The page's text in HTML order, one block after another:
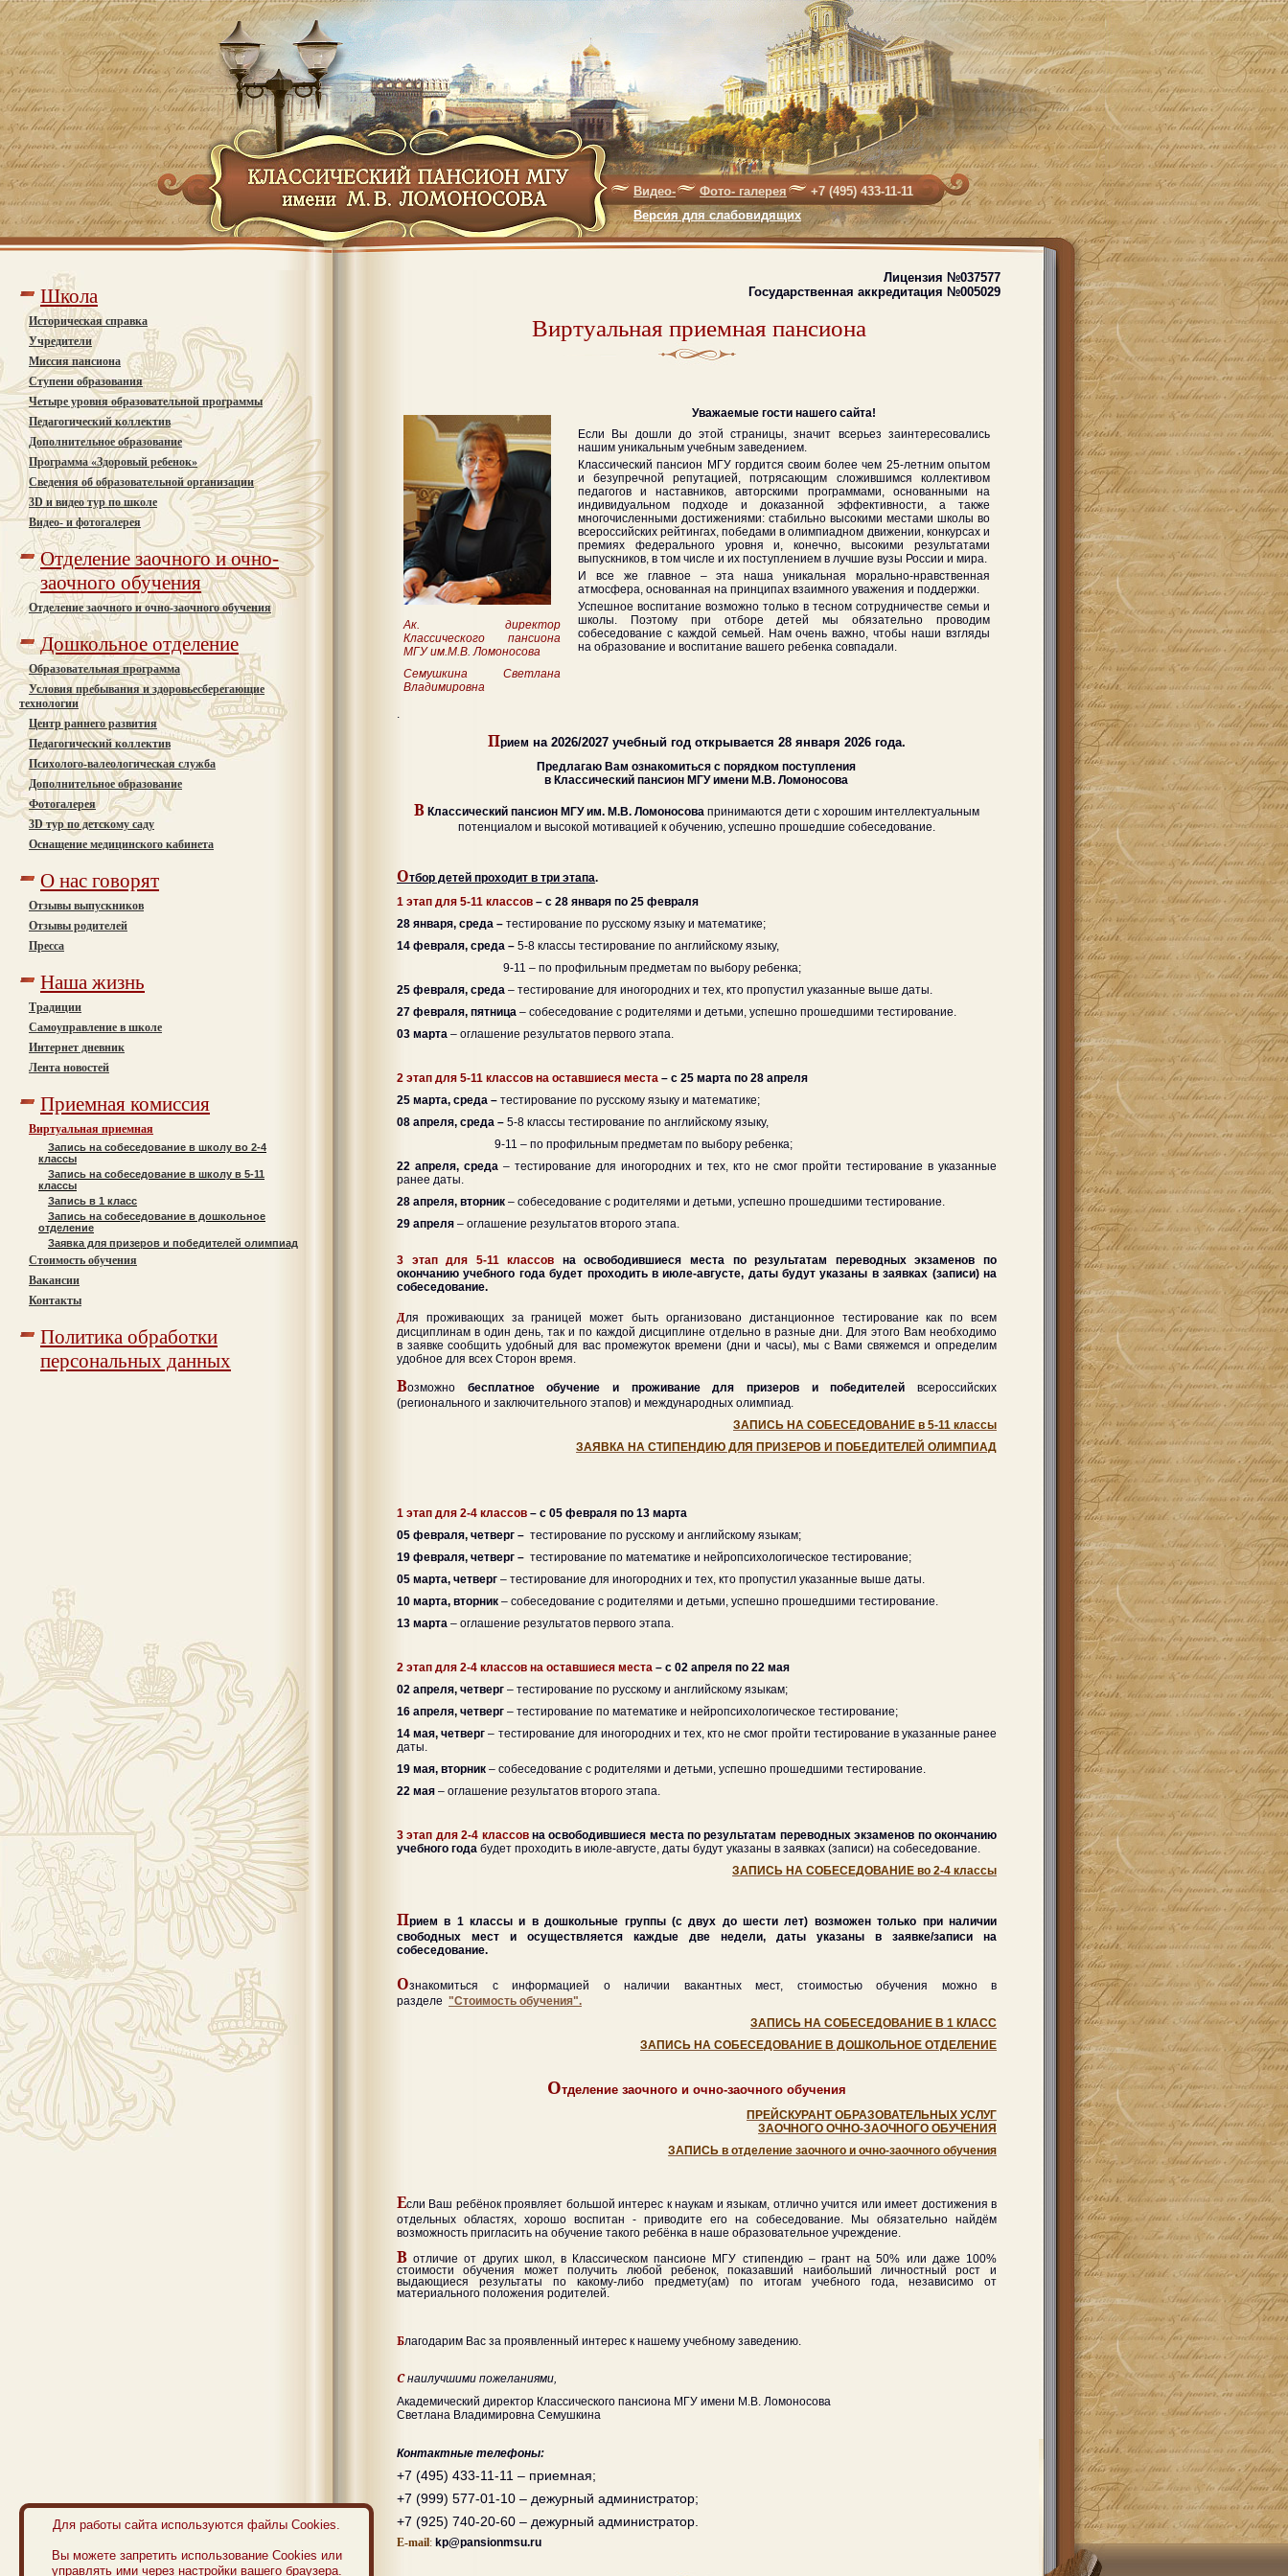
Видео- Фото- галерея
+7 (495) 433-11-11
Версия для слабовидящих
Школа
Историческая справка
Учредители
Миссия пансиона
Ступени образования
Четыре уровня образовательной программы
Педагогический коллектив
Дополнительное образование
Программа «Здоровый ребенок»
Сведения об образовательной организации
3D и видео тур по школе
Видео- и фотогалерея
Отделение заочного и очно-
заочного обучения
Отделение заочного и очно-заочного обучения
Дошкольное отделение
Образовательная программа
Условия пребывания и здоровьесберегающие
технологии
Центр раннего развития
Педагогический коллектив
Психолого-валеологическая cлужба
Дополнительное образование
Фотогалерея
3D тур по детскому саду
Оснащение медицинского кабинета
О нас говорят
Отзывы выпускников
Отзывы родителей
Пресса
Наша жизнь
Традиции
Самоуправление в школе
Интернет дневник
Лента новостей
Приемная комиссия
Виртуальная приемная
Запись на собеседование в школу во 2-4
классы
Запись на собеседование в школу в 5-11
классы
Запись в 1 класс
Запись на собеседование в дошкольное
отделение
Заявка для призеров и победителей олимпиад
Стоимость обучения
Вакансии
Контакты
Политика обработки
персональных данных
Лицензия №037577
Государственная аккредитация №005029
Виртуальная приемная пансиона
Уважаемые гости нашего сайта!
Если Вы дошли до этой страницы, значит всерьез заинтересовались
нашим уникальным учебным заведением.
Классический пансион МГУ гордится своим более чем 25-летним опытом
и безупречной репутацией, потрясающим сложившимся коллективом
педагогов и наставников, авторскими программами, основанными на
индивидуальном подходе и доказанной эффективности, а также
многочисленными достижениями: стабильно высокими местами школы во
всероссийских рейтингах, победами в олимпиадном движении, конкурсах и
премиях федерального уровня и, конечно, высокими результатами
выпускников, в том числе и их поступлением в лучшие вузы России и мира.
И все же главное – эта наша уникальная морально-нравственная
атмосфера, основанная на принципах взаимного уважения и поддержки.
Успешное воспитание возможно только в тесном сотрудничестве семьи и
школы. Поэтому при отборе детей мы обязательно проводим
собеседование с каждой семьей. Нам очень важно, чтобы наши взгляды
на образование и воспитание вашего ребенка совпадали.
Ак. директор
Классического пансиона
МГУ им.М.В. Ломоносова
Семушкина Светлана
Владимировна
Прием на 2026/2027 учебный год открывается 28 января 2026 года.
Предлагаю Вам ознакомиться с порядком поступления
в Классический пансион МГУ имени М.В. Ломоносова
В Классический пансион МГУ им. М.В. Ломоносова принимаются дети с хорошим интеллектуальным
потенциалом и высокой мотивацией к обучению, успешно прошедшие собеседование.
Отбор детей проходит в три этапа.
1 этап для 5-11 классов – с 28 января по 25 февраля
28 января, среда – тестирование по русскому языку и математике;
14 февраля, среда – 5-8 классы тестирование по английскому языку,
9-11 – по профильным предметам по выбору ребенка;
25 февраля, среда – тестирование для иногородних и тех, кто пропустил указанные выше даты.
27 февраля, пятница – собеседование с родителями и детьми, успешно прошедшими тестирование.
03 марта – оглашение результатов первого этапа.
2 этап для 5-11 классов на оставшиеся места – с 25 марта по 28 апреля
25 марта, среда – тестирование по русскому языку и математике;
08 апреля, среда – 5-8 классы тестирование по английскому языку,
9-11 – по профильным предметам по выбору ребенка;
22 апреля, среда – тестирование для иногородних и тех, кто не смог пройти тестирование в указанные
ранее даты.
28 апреля, вторник – собеседование с родителями и детьми, успешно прошедшими тестирование.
29 апреля – оглашение результатов второго этапа.
3 этап для 5-11 классов на освободившиеся места по результатам переводных экзаменов по
окончанию учебного года будет проходить в июле-августе, даты будут указаны в заявках (записи) на
собеседование.
Для проживающих за границей может быть организовано дистанционное тестирование как по всем
дисциплинам в один день, так и по каждой дисциплине отдельно в разные дни. Для этого Вам необходимо
в заявке сообщить удобный для вас промежуток времени (дни и часы), мы с Вами свяжемся и определим
удобное для всех Сторон время.
Возможно бесплатное обучение и проживание для призеров и победителей всероссийских
(регионального и заключительного этапов) и международных олимпиад.
ЗАПИСЬ НА СОБЕСЕДОВАНИЕ в 5-11 классы
ЗАЯВКА НА СТИПЕНДИЮ ДЛЯ ПРИЗЕРОВ И ПОБЕДИТЕЛЕЙ ОЛИМПИАД
1 этап для 2-4 классов – с 05 февраля по 13 марта
05 февраля, четверг – тестирование по русскому и английскому языкам;
19 февраля, четверг – тестирование по математике и нейропсихологическое тестирование;
05 марта, четверг – тестирование для иногородних и тех, кто пропустил указанные выше даты.
10 марта, вторник – собеседование с родителями и детьми, успешно прошедшими тестирование.
13 марта – оглашение результатов первого этапа.
2 этап для 2-4 классов на оставшиеся места – с 02 апреля по 22 мая
02 апреля, четверг – тестирование по русскому и английскому языкам;
16 апреля, четверг – тестирование по математике и нейропсихологическое тестирование;
14 мая, четверг– тестирование для иногородних и тех, кто не смог пройти тестирование в указанные ранее
даты.
19 мая, вторник – собеседование с родителями и детьми, успешно прошедшими тестирование.
22 мая – оглашение результатов второго этапа.
3 этап для 2-4 классовна освободившиеся места по результатам переводных экзаменов по окончанию
учебного года будет проходить в июле-августе, даты будут указаны в заявках (записи) на собеседование.
ЗАПИСЬ НА СОБЕСЕДОВАНИЕ во 2-4 классы
Прием в 1 классы и в дошкольные группы (с двух до шести лет) возможен только при наличии
свободных мест и осуществляется каждые две недели, даты указаны в заявке/записи на
собеседование.
Ознакомиться с информацией о наличии вакантных мест, стоимостью обучения можно в
разделе "Стоимость обучения".
ЗАПИСЬ НА СОБЕСЕДОВАНИЕ В 1 КЛАСС
ЗАПИСЬ НА СОБЕСЕДОВАНИЕ В ДОШКОЛЬНОЕ ОТДЕЛЕНИЕ
Отделение заочного и очно-заочного обучения
ПРЕЙСКУРАНТ ОБРАЗОВАТЕЛЬНЫХ УСЛУГ
ЗАОЧНОГО ОЧНО-ЗАОЧНОГО ОБУЧЕНИЯ
ЗАПИСЬ в отделение заочного и очно-заочного обучения
Если Ваш ребёнок проявляет большой интерес к наукам и языкам, отлично учится или имеет достижения в
отдельных областях, хорошо воспитан - приводите его на собеседование. Мы обязательно найдём
возможность пригласить на обучение такого ребёнка в наше образовательное учреждение.
В отличие от других школ, в Классическом пансионе МГУ стипендию – грант на 50% или даже 100%
стоимости обучения может получить любой ребенок, показавший наибольший личностный рост и
выдающиеся результаты по какому-либо предмету(ам) по итогам учебного года, независимо от
материального положения родителей.
Благодарим Вас за проявленный интерес к нашему учебному заведению.
Снаилучшими пожеланиями,
Академический директор Классического пансиона МГУ имени М.В. Ломоносова
Светлана Владимировна Семушкина
Контактные телефоны:
+7 (495) 433-11-11 – приемная;
+7 (999) 577-01-10 – дежурный администратор;
+7 (925) 740-20-60 – дежурный администратор.
Е-mail: kp@pansionmsu.ru
Для работы сайта используются файлы Cookies.
Вы можете запретить использование Cookies или
управлять ими через настройки вашего браузера.